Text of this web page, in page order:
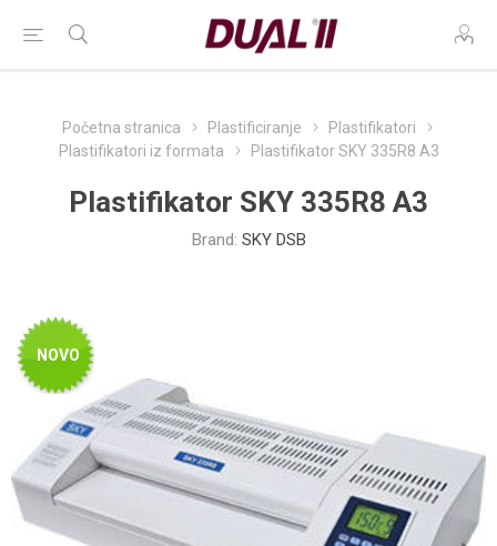
Početna stranica Plastificiranje
Plastifikatori
Plastifikatori iz formata
Plastifikator SKY 335R8 A3
Plastifikator SKY 335R8 A3
Brand: SKY DSB
NOVO